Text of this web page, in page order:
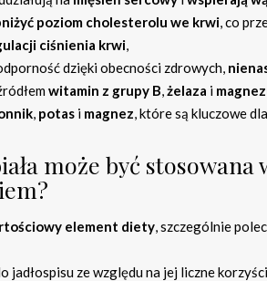
poziom cholesterolu we krwi, co
ciśnienia krwi,
dzięki obecności zdrowych,
witamin z grupy B,żelaza i
, potas i magnez, które są kluczowe
może być
element diety, szczególnie
jadłospisu ze względu na jej liczne